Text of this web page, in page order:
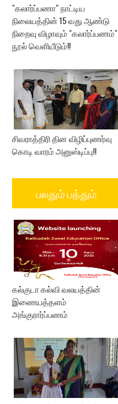
"கலார்ப்பணா" நாட்டிய
நிலையத்தின் 15 வது ஆண்டு
நிறைவு விழாவும் "கலார்ப்பணம்"
நூல் வெளியீடும்!!
சிவராத்திரி தின விழிப்புணர்வு
கொடி வாரம் அனுஸ்டிப்பு!!
பலதும் பத்தும்
கல்குடா கல்வி வலயத்தின்
இணையத்தளம்
அங்குரார்ப்பணம்